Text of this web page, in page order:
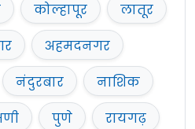
कोल्हापूर
लातूर
अहमदनगर
नंदुरबार
नाशिक
पुणे
रायगढ़